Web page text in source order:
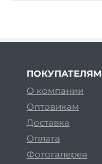
ПОКУПАТЕЛЯМ
О компании
Оптовикам
Доставка
Оплата
Фотогалерея